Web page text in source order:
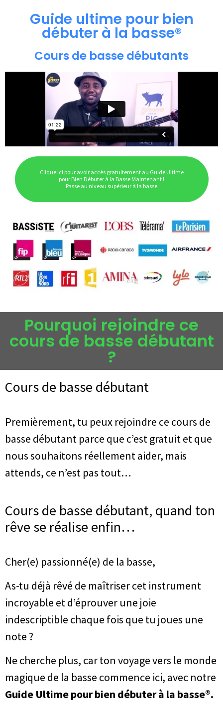
Guide ultime pour bien
débuter à la basse®
Cours de basse débutants
Clique ici pour avoir accès gratuitement au Guide Ultime
pour Bien Débuter à la Basse Maintenant !
Passe au niveau supérieur à la basse
Pourquoi rejoindre ce
cours de basse débutant
?
Cours de basse débutant
Premièrement, tu peux rejoindre ce cours de
basse débutant parce que c’est gratuit et que
nous souhaitons réellement aider, mais
attends, ce n’est pas tout…
Cours de basse débutant, quand ton
rêve se réalise enfin…
Cher(e) passionné(e) de la basse,
As-tu déjà rêvé de maîtriser cet instrument
incroyable et d’éprouver une joie
indescriptible chaque fois que tu joues une
note ?
Ne cherche plus, car ton voyage vers le monde
magique de la basse commence ici, avec notre
Guide Ultime pour bien débuter à la basse®​.